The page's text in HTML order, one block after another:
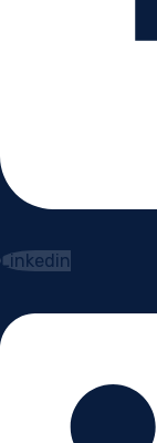
Linkedin